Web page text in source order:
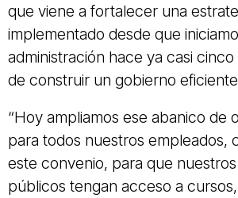
que viene a fortalecer una
implementado desde que
administración hace ya casi
de construir un gobierno
“Hoy ampliamos ese abanico de
para todos nuestros empleados,
este convenio, para que
públicos tengan acceso a